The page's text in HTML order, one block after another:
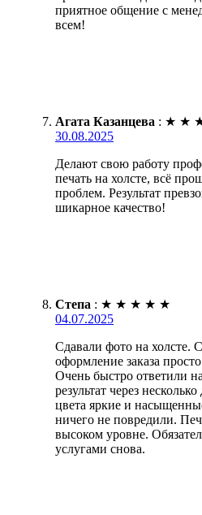
приятное общение с
всем!
Агата Казанцева : ★ ★
30.08.2025
Делают свою работу
печать на холсте, всё
проблем. Результат
шикарное качество!
Степа : ★ ★ ★ ★ ★
04.07.2025
Сдавали фото на холсте.
оформление заказа
Очень быстро ответили
результат через
цвета яркие и
ничего не повредили.
высоком уровне.
услугами снова.